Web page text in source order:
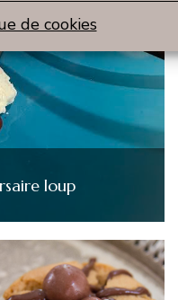
de cookies
loup